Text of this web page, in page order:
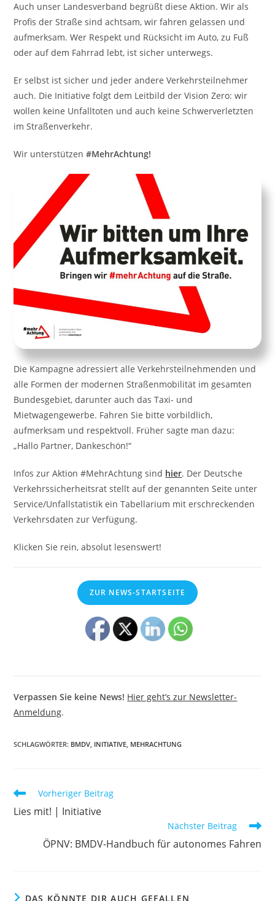
Auch unser Landesverband begrüßt diese Aktion. Wir als
Profis der Straße sind achtsam, wir fahren gelassen und
aufmerksam. Wer Respekt und Rücksicht im Auto, zu Fuß
oder auf dem Fahrrad lebt, ist sicher unterwegs.
Er selbst ist sicher und jeder andere Verkehrsteilnehmer
auch. Die Initiative folgt dem Leitbild der Vision Zero: wir
wollen keine Unfalltoten und auch keine Schwerverletzten
im Straßenverkehr.
Wir unterstützen#MehrAchtung!
Die Kampagne adressiert alle Verkehrsteilnehmenden und
alle Formen der modernen Straßenmobilität im gesamten
Bundesgebiet, darunter auch das Taxi- und
Mietwagengewerbe. Fahren Sie bitte vorbildlich,
aufmerksam und respektvoll. Früher sagte man dazu:
„Hallo Partner, Dankeschön!“
Infos zur Aktion #MehrAchtung sind hier. Der Deutsche
Verkehrssicherheitsrat stellt auf der genannten Seite unter
Service/Unfallstatistik ein Tabellarium mit erschreckenden
Verkehrsdaten zur Verfügung.
Klicken Sie rein, absolut lesenswert!
ZUR NEWS-STARTSEITE
Verpassen Sie keine News! Hier geht’s zur Newsletter-
Anmeldung.
SCHLAGWÖRTER: BMDV, INITIATIVE, MEHRACHTUNG
Weitere
ansehen
Vorheriger Beitrag
Lies mit! | Initiative
Nächster Beitrag
ÖPNV: BMDV-Handbuch für autonomes Fahren
DAS KÖNNTE DIR AUCH GEFALLEN